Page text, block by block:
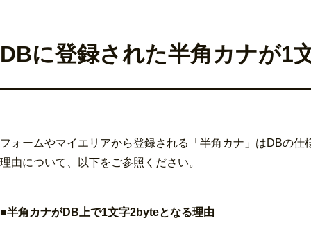
DBに登録された半角カナが1
フォームやマイエリアから登録される「半角カナ」はDBの仕
理由について、以下をご参照ください。
■半角カナがDB上で1文字2byteとなる理由